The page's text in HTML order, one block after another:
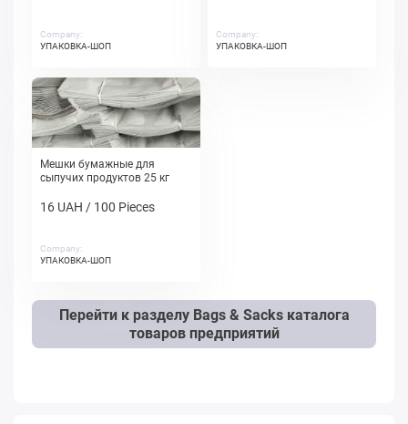
Company:
УПАКОВКА-ШОП
Company:
УПАКОВКА-ШОП
Мешки бумажные для
сыпучих продуктов 25 кг
16 UAH / 100 Pieces
Company:
УПАКОВКА-ШОП
Перейти к разделу Bags & Sacks каталога
товаров предприятий